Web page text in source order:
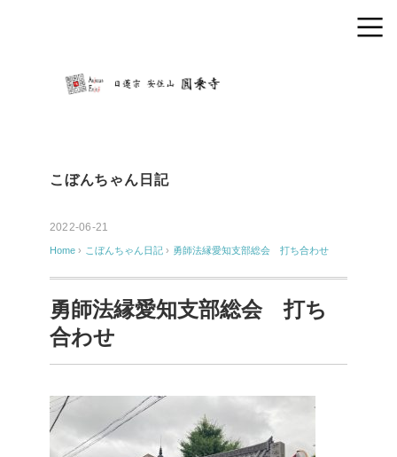
こぼんちゃん日記
2022-06-21
Home › こぼんちゃん日記 › 勇師法縁愛知支部総会 打ち合わせ
勇師法縁愛知支部総会 打ち
合わせ